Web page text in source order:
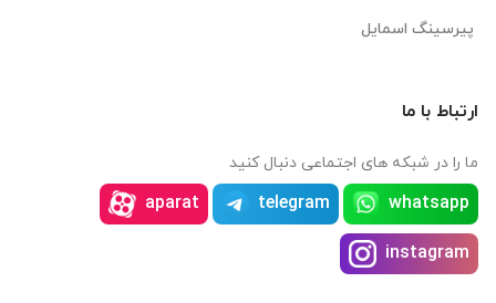
پیرسینگ اسمایل
ارتباط با ما
ما را در شبکه های اجتماعی دنبال کنید
whatsapp
telegram
aparat
instagram